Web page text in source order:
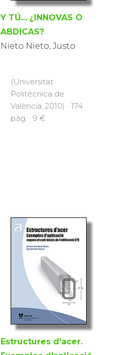
Y TÚ... ¿INNOVAS O
ABDICAS?
Nieto Nieto, Justo
(Universitat
Politècnica de
València, 2010) · 174
pàg. · 9 €
Estructures d'acer.